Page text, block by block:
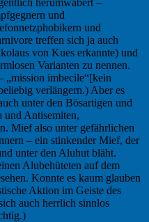
und
und
treffen sich ja auch
von Kues erkannte) und
Varianten zu nennen.
„mission imbecile“[kein
verlängern.) Aber es
unter den Bösartigen und
und Antisemiten,
Mief also unter gefährlichen
– ein stinkender Mief, der
unter den Aluhut bläht.
Alubehüteten auf dem
Konnte es kaum glauben
Aktion im Geiste des
auch herrlich sinnlos